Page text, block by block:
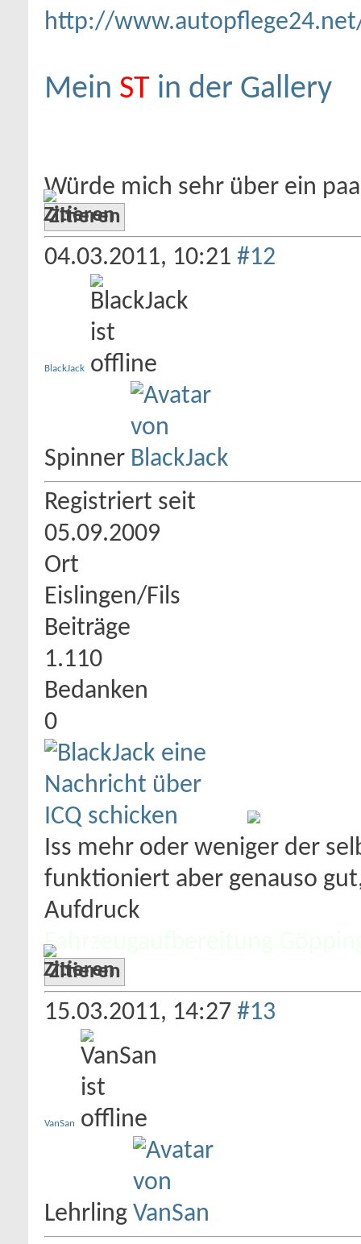
http://
Mein ST in der Gallery
Würde mich sehr über ein
Zitieren
04.03.2011, 10:21 #12
BlackJack
Spinner
Registriert seit
05.09.2009
Ort
Eislingen/Fils
Beiträge
1.110
Bedanken
0
Iss mehr oder weniger der
funktioniert aber genauso
Aufdruck
Fahrzeugaufbereitung
Zitieren
15.03.2011, 14:27 #13
VanSan
Lehrling